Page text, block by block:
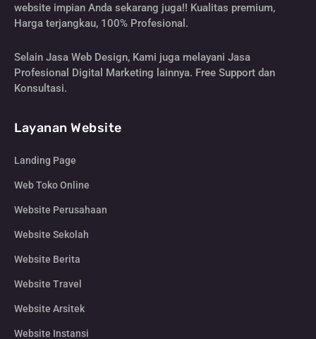
website impian Anda sekarang juga!! Kualitas premium,
Harga terjangkau, 100% Profesional.
Selain Jasa Web Design, Kami juga melayani Jasa
Profesional Digital Marketing lainnya. Free Support dan
Konsultasi.
Layanan Website
Landing Page
Web Toko Online
Website Perusahaan
Website Sekolah
Website Berita
Website Travel
Website Arsitek
Website Instansi